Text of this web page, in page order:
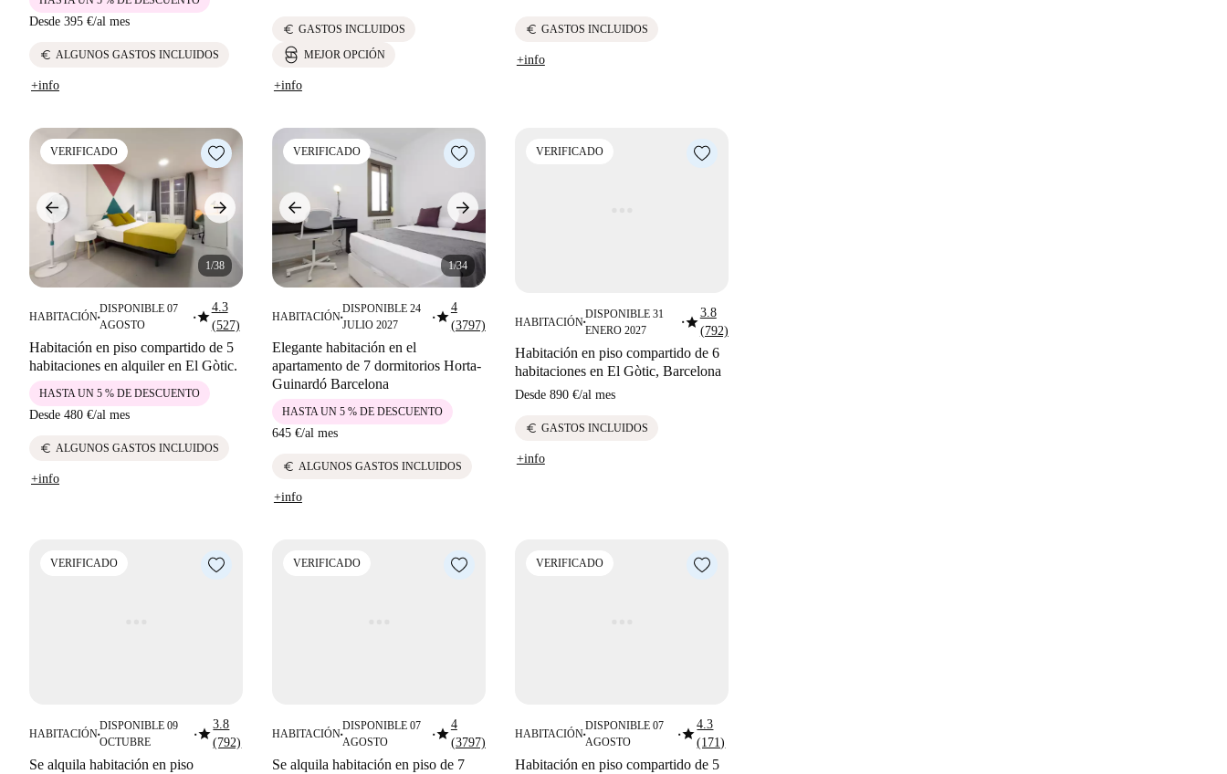
Desde 395 €/al mes
euro ALGUNOS GASTOS INCLUIDOS
+info
euro GASTOS INCLUIDOS
MEJOR OPCIÓN
+info
euro GASTOS INCLUIDOS
+info
VERIFICADO
1/38
HABITACIÓN■
DISPONIBLE 07
AGOSTO
■star4.3
(527)
Habitación en piso compartido de 5
habitaciones en alquiler en El Gòtic.
Desde 480 €/al mes
HASTA UN 5 % DE DESCUENTO
euro ALGUNOS GASTOS INCLUIDOS
+info
VERIFICADO
1/34
HABITACIÓN■
DISPONIBLE 24
JULIO 2027
■star4
(3797)
Elegante habitación en el
apartamento de 7 dormitorios Horta-
Guinardó Barcelona
645 €/al mes
HASTA UN 5 % DE DESCUENTO
euro ALGUNOS GASTOS INCLUIDOS
+info
VERIFICADO
HABITACIÓN■
DISPONIBLE 31
ENERO 2027
■star3.8
(792)
Habitación en piso compartido de 6
habitaciones en El Gòtic, Barcelona
Desde 890 €/al mes
euro GASTOS INCLUIDOS
+info
VERIFICADO
HABITACIÓN■
DISPONIBLE 09
OCTUBRE
■star3.8
(792)
Se alquila habitación en piso
VERIFICADO
HABITACIÓN■
DISPONIBLE 07
AGOSTO
■star4
(3797)
Se alquila habitación en piso de 7
VERIFICADO
HABITACIÓN■
DISPONIBLE 07
AGOSTO
■star4.3
(171)
Habitación en piso compartido de 5